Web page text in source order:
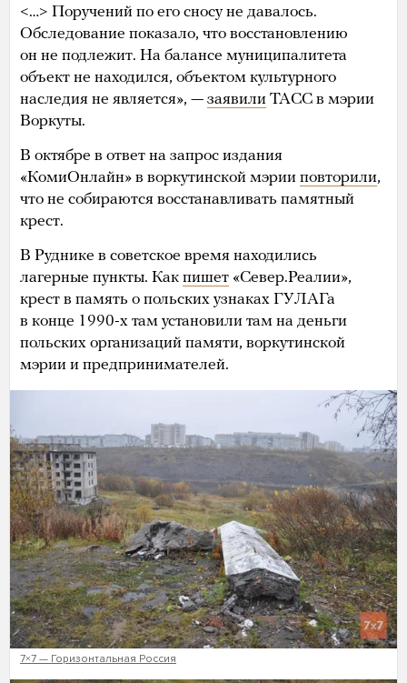
<…> Поручений по его сносу не давалось.
Обследование показало, что восстановлению
он не подлежит. На балансе муниципалитета
объект не находился, объектом культурного
наследия не является», — заявили ТАСС в мэрии
Воркуты.
В октябре в ответ на запрос издания
«КомиОнлайн» в воркутинской мэрии повторили,
что не собираются восстанавливать памятный
крест.
В Руднике в советское время находились
лагерные пункты. Как пишет «Север.Реалии»,
крест в память о польских узнаках ГУЛАГа
в конце 1990-х там установили там на деньги
польских организаций памяти, воркутинской
мэрии и предпринимателей.
7×7 — Горизонтальная Россия